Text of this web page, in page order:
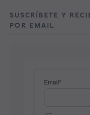
SUSCRÍBETE Y
POR EMAIL